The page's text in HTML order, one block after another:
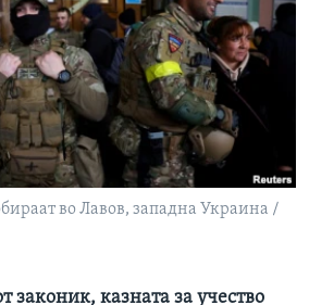
во Лавов, западна Украина /
законик, казната за учество